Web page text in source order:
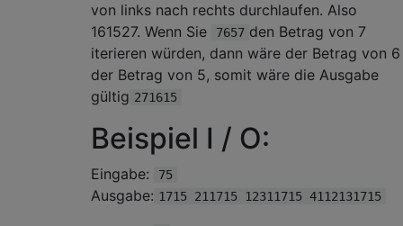
von links nach rechts durchlaufen. Also
161527. Wenn Sie
7657 den Betrag von 7
iterieren würden, dann wäre der Betrag von 6
der Betrag von 5, somit wäre die Ausgabe
gültig 271615
Beispiel I / O:
Eingabe: 75
Ausgabe: 1715 211715 12311715 4112131715